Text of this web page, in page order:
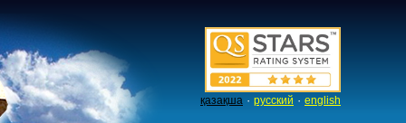
қазақша · русский · english